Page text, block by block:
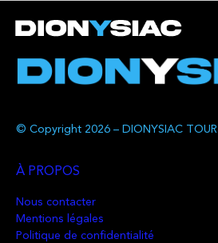
© Copyright 2026 – DIONYSIAC TOUR
À PROPOS
Nous contacter
Mentions légales
Politique de confidentialité